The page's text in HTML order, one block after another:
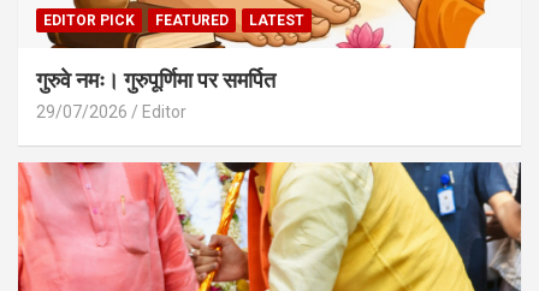
EDITOR PICK FEATURED LATEST
गुरुवे नमः। गुरुपूर्णिमा पर समर्पित
29/07/2026 Editor